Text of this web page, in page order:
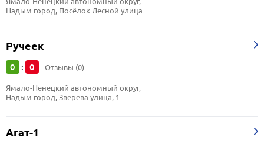
Надым город, Посёлок Лесной улица
Ручеек
0 : 0 Отзывы (0)
Ямало-Ненецкий автономный округ,
Надым город, Зверева улица, 1
Агат-1